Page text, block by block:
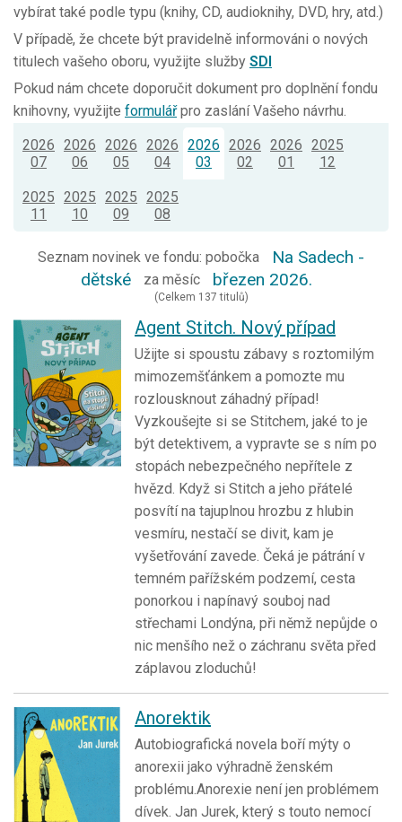
vybírat také podle typu (knihy, CD, audioknihy, DVD, hry, atd.)
V případě, že chcete být pravidelně informováni o nových
titulech vašeho oboru, využijte služby SDI
Pokud nám chcete doporučit dokument pro doplnění fondu
knihovny, využijte formulářpro zaslání Vašeho návrhu.
2026
07
2026
06
2026
05
2026
04
2026
03
2026
02
2026
01
2025
12
2025
11
2025
10
2025
09
2025
08
Seznam novinek ve fondu: pobočka
Na Sadech -
dětské
za měsíc březen 2026.
(Celkem 137 titulů)
Agent Stitch. Nový případ
Užijte si spoustu zábavy s roztomilým
mimozemšťánkem a pomozte mu
rozlousknout záhadný případ!
Vyzkoušejte si se Stitchem, jaké to je
být detektivem, a vypravte se s ním po
stopách nebezpečného nepřítele z
hvězd. Když si Stitch a jeho přátelé
posvítí na tajuplnou hrozbu z hlubin
vesmíru, nestačí se divit, kam je
vyšetřování zavede. Čeká je pátrání v
temném pařížském podzemí, cesta
ponorkou i napínavý souboj nad
střechami Londýna, při němž nepůjde o
nic menšího než o záchranu světa před
záplavou zloduchů!
Anorektik
Autobiografická novela boří mýty o
anorexii jako výhradně ženském
problému.Anorexie není jen problémem
dívek. Jan Jurek, který s touto nemocí